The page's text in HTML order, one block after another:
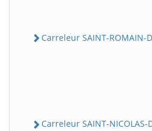
Carreleur SAINT-ROMAIN-
Carreleur SAINT-NICOLAS-